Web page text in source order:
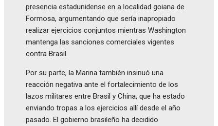
presencia estadunidense en a localidad goiana de
Formosa, argumentando que sería inapropiado
realizar ejercicios conjuntos mientras Washington
mantenga las sanciones comerciales vigentes
contra Brasil.
Por su parte, la Marina también insinuó una
reacción negativa ante el fortalecimiento de los
lazos militares entre Brasil y China, que ha estado
enviando tropas a los ejercicios allí desde el año
pasado. El gobierno brasileño ha decidido